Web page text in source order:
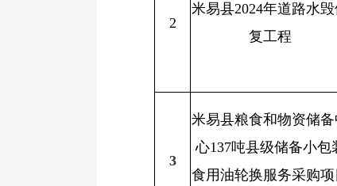
2
米易县2024年道路水毁
复工程
3
米易县粮食和物资储备
心137吨县级储备小包
食用油轮换服务采购项